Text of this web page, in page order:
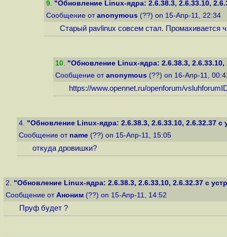
9. "Обновление Linux-ядра: 2.6.38.3, 2.6.33.10,
Сообщение от anonymous (??) on 15-Апр-11, 22:34
Старый pavlinux совсем стал. Промахивается
10. "Обновление Linux-ядра: 2.6.38.3, 2.6.33.10,
Сообщение от anonymous (??) on 16-Апр-11,
https://www.opennet.ru/openforum/
4. "Обновление Linux-ядра: 2.6.38.3, 2.6.33.10, 2.6.32.37 с
Сообщение от name (??) on 15-Апр-11, 15:05
откуда дровишки?
2. "Обновление Linux-ядра: 2.6.38.3, 2.6.33.10, 2.6.32.37 с
Сообщение от Аноним (??) on 15-Апр-11, 14:52
Пруф будет ?